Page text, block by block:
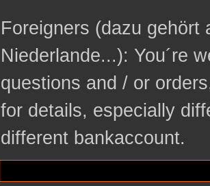
Foreigners (dazu gehört
Niederlande...): You´re
questions and / or
for details, especially
different bankaccount.